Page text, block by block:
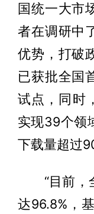
国统一大市
者在调研中
优势，打破
已获批全国
试点，同时
实现39个领
下载量超过
“目前，
达96.8%，